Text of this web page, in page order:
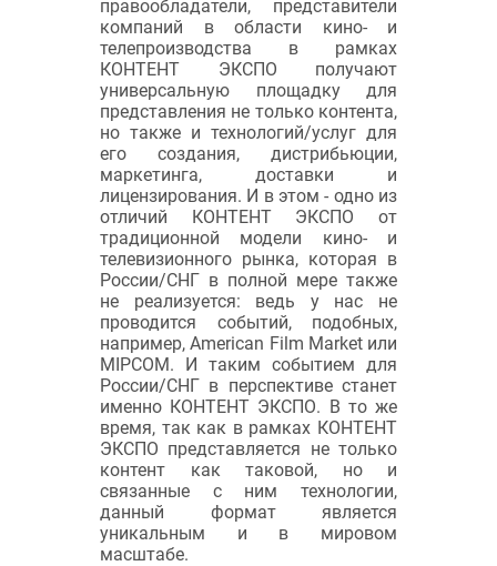
правообладатели, представители
компаний в области кино- и
телепроизводства в рамках
КОНТЕНТ ЭКСПО получают
универсальную площадку для
представления не только контента,
но также и технологий/услуг для
его создания, дистрибьюции,
маркетинга, доставки и
лицензирования. И в этом - одно из
отличий КОНТЕНТ ЭКСПО от
традиционной модели кино- и
телевизионного рынка, которая в
России/СНГ в полной мере также
не реализуется: ведь у нас не
проводится событий, подобных,
например, American Film Market или
MIPCOM. И таким событием для
России/СНГ в перспективе станет
именно КОНТЕНТ ЭКСПО. В то же
время, так как в рамках КОНТЕНТ
ЭКСПО представляется не только
контент как таковой, но и
связанные с ним технологии,
данный формат является
уникальным и в мировом
масштабе.